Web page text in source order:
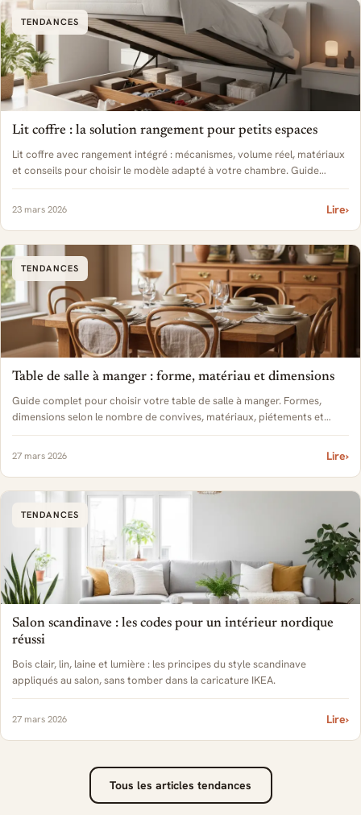
TENDANCES
Lit coffre : la solution rangement pour petits espaces
Lit coffre avec rangement intégré : mécanismes, volume réel, matériaux
et conseils pour choisir le modèle adapté à votre chambre. Guide
complet 2026.
23 mars 2026 Lire›
TENDANCES
Table de salle à manger : forme, matériau et dimensions
Guide complet pour choisir votre table de salle à manger. Formes,
dimensions selon le nombre de convives, matériaux, piétements et
conseils d'association.
27 mars 2026 Lire›
TENDANCES
Salon scandinave : les codes pour un intérieur nordique
réussi
Bois clair, lin, laine et lumière : les principes du style scandinave
appliqués au salon, sans tomber dans la caricature IKEA.
27 mars 2026 Lire›
Tous les articles tendances